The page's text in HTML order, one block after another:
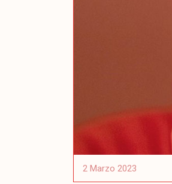
2 Marzo 2023